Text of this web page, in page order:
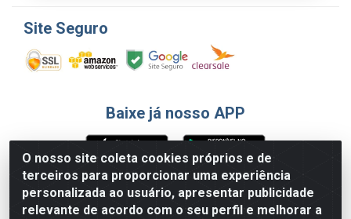
O nosso site coleta cookies próprios e de
terceiros para proporcionar uma experiência
personalizada ao usuário, apresentar publicidade
relevante de acordo com o seu perfil e melhorar a
Site Seguro
Baixe já nosso APP
Formas de Pagamento